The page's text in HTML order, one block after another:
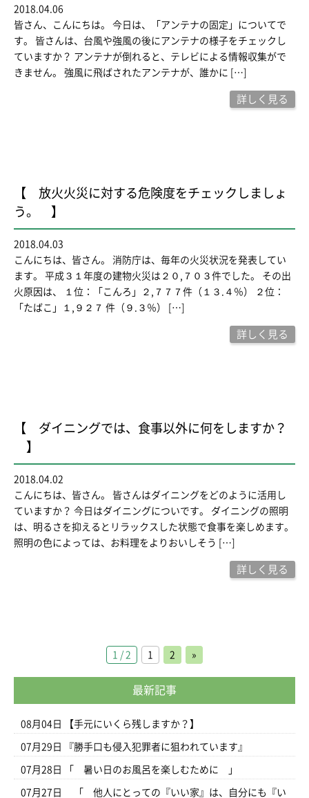
2018.04.06
皆さん、こんにちは。 今日は、「アンテナの固定」についてで
す。 皆さんは、台風や強風の後にアンテナの様子をチェックし
ていますか？ アンテナが倒れると、テレビによる情報収集がで
きません。 強風に飛ばされたアンテナが、誰かに […]
詳しく見る
【 放火火災に対する危険度をチェックしましょ
う。 】
2018.04.03
こんにちは、皆さん。 消防庁は、毎年の火災状況を発表してい
ます。 平成３１年度の建物火災は２０,７０３件でした。 その出
火原因は、 １位：「こんろ」２,７７７件（１３.４％） ２位：
「たばこ」１,９２７ 件（９.３％） […]
詳しく見る
【 ダイニングでは、食事以外に何をしますか？
】
2018.04.02
こんにちは、皆さん。 皆さんはダイニングをどのように活用し
ていますか？ 今日はダイニングについです。 ダイニングの照明
は、明るさを抑えるとリラックスした状態で食事を楽しめます。
照明の色によっては、お料理をよりおいしそう […]
詳しく見る
1 / 2 1 2 »
最新記事
08月04日 【手元にいくら残しますか？】
07月29日 『勝手口も侵入犯罪者に狙われています』
07月28日 「 暑い日のお風呂を楽しむために 」
07月27日
「 他人にとっての『いい家』は、自分にも『い